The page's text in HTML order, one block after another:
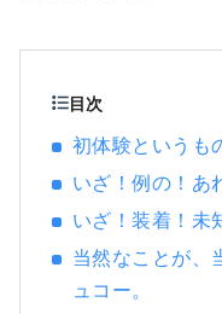
目次
初体験というも
いざ！例の！あ
いざ！装着！未
当然なことが、
ュコー。